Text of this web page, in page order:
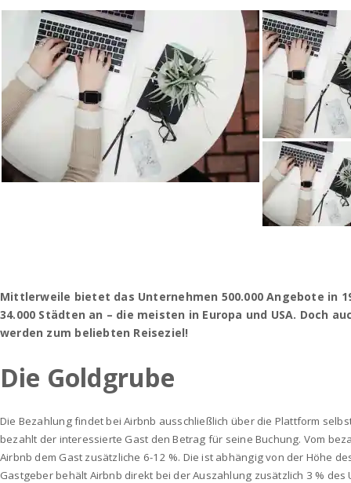
Mittlerweile bietet das Unternehmen 500.000 Angebote in
34.000 Städten an – die meisten in Europa und USA. Doch
werden zum beliebten Reiseziel!
Die Goldgrube
Die Bezahlung findet bei Airbnb ausschließlich über die Plattform
bezahlt der interessierte Gast den Betrag für seine Buchung. Vom
Airbnb dem Gast zusätzliche 6-12 %. Die ist abhängig von der Höhe
Gastgeber behält Airbnb direkt bei der Auszahlung zusätzlich 3 %